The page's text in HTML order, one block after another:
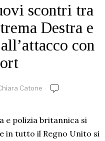
scontri tra
Destra e
con
Catone
e polizia britannica si
in tutto il Regno Unito si